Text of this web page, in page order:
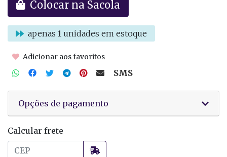
Colocar na Sacola
apenas 1 unidades em estoque
Adicionar aos favoritos
SMS
Opções de pagamento
Calcular frete